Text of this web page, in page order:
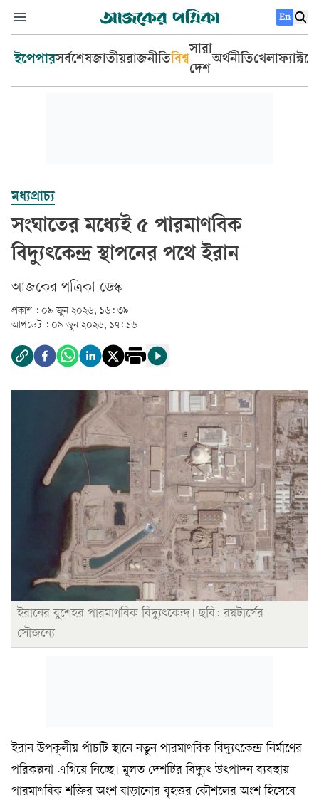
En
ইপেপারসর্বশেষজাতীয়রাজনীতিবিশ্ব
সারা
দেশ
অর্থনীতিখেলা
মধ্যপ্রাচ্য
সংঘাতের মধ্যেই ৫ পারমাণবিক
বিদ্যুৎকেন্দ্র স্থাপনের পথে ইরান
আজকের পত্রিকা ডেস্ক­
প্রকাশ : ০৯ জুন ২০২৬, ১৬: ৩৯
আপডেট : ০৯ জুন ২০২৬, ১৭: ১৬
ইরানের বুশেহর পারমাণবিক বিদ্যুৎকেন্দ্র। ছবি: রয়টার্সের
সৌজন্যে
ইরান উপকূলীয় পাঁচটি স্থানে নতুন পারমাণবিক বিদ্যুৎকেন্দ্র নির্মাণের
পরিকল্পনা এগিয়ে নিচ্ছে। মূলত দেশটির বিদ্যুৎ উৎপাদন ব্যবস্থায়
পারমাণবিক শক্তির অংশ বাড়ানোর বৃহত্তর কৌশলের অংশ হিসেবে